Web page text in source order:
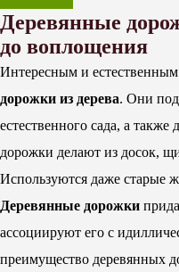
Деревянные
до воплощения
Интересным и
дорожки из дерева. Они
естественного сада, а
дорожки делают из досок,
Используются даже старые
Деревянные дорожки
ассоциируют его с
преимущество деревянных